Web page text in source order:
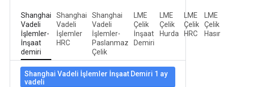
Shanghai
Vadeli
İşlemler-
İnşaat
demiri
Shanghai
Vadeli
İşlemler
HRC
Shanghai
Vadeli
İşlemler-
Paslanmaz
Çelik
LME
Çelik
İnşaat
Demiri
LME
Çelik
Hurda
LME
Çelik
HRC
LME
Çelik
Hasır
Shanghai Vadeli İşlemler İnşaat Demiri 1 ay
vadeli